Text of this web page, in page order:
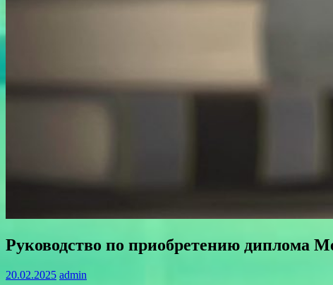
Руководство по приобретению диплома
20.02.2025 admin